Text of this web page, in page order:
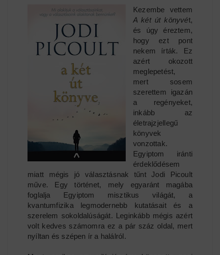
Kezembe vettem
A két út könyvét,
és úgy éreztem,
hogy ezt pont
nekem írták. Ez
azért okozott
meglepetést,
mert sosem
szerettem igazán
a regényeket,
inkább az
életrajzjellegű
könyvek
vonzottak.
Egyiptom iránti
érdeklődésem
miatt mégis jó választásnak tűnt Jodi Picoult
műve. Egy történet, mely egyaránt magába
foglalja Egyiptom misztikus világát, a
kvantumfizika legmodernebb kutatásait és a
szerelem sokoldalúságát. Leginkább mégis azért
volt kedves számomra ez a pár száz oldal, mert
nyíltan és szépen ír a halálról.